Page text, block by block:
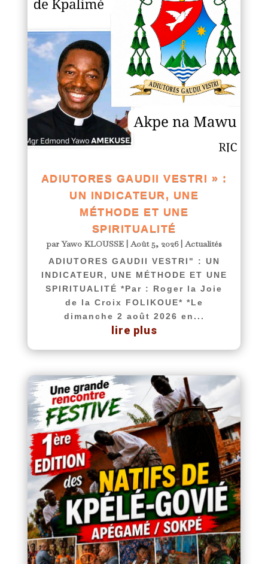
ADIUTORES GAUDII VESTRI » :
UN INDICATEUR, UNE
MÉTHODE ET UNE
SPIRITUALITÉ
parYawo KLOUSSE|Août 5, 2026|Actualités
ADIUTORES GAUDII VESTRI" : UN
INDICATEUR, UNE MÉTHODE ET UNE
SPIRITUALITÉ *Par : Roger la Joie
de la Croix FOLIKOUE* *Le
dimanche 2 août 2026 en...
lire plus